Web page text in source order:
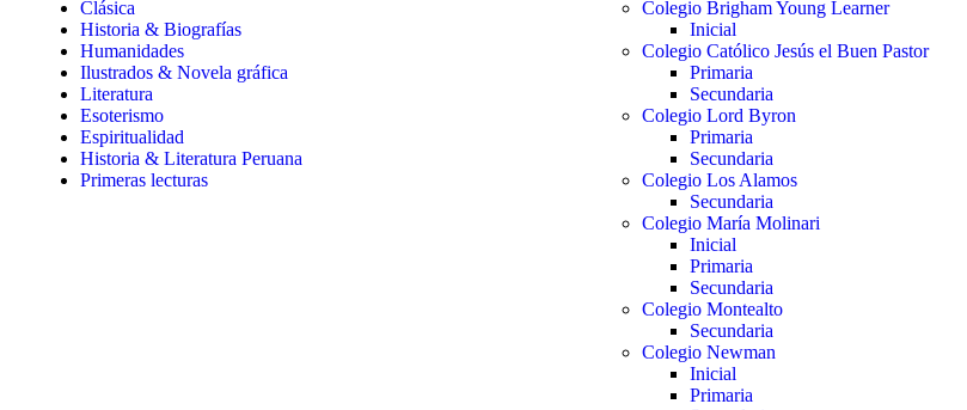
Clásica
Historia & Biografías
Humanidades
Ilustrados & Novela gráfica
Literatura
Esoterismo
Espiritualidad
Historia & Literatura Peruana
Primeras lecturas
Colegio Brigham Young Learner
Inicial
Colegio Católico Jesús el Buen Pastor
Primaria
Secundaria
Colegio Lord Byron
Primaria
Secundaria
Colegio Los Alamos
Secundaria
Colegio María Molinari
Inicial
Primaria
Secundaria
Colegio Montealto
Secundaria
Colegio Newman
Inicial
Primaria